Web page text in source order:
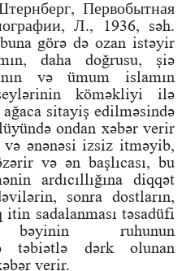
Первобытная
Л., 1936, səh.
görə də ozan istəyir
daha doğrusu, şiə
və ümum islamın
köməkliyi ilə
sitayiş edilməsində
ondan xəbər verir
ənənəsi izsiz itməyib,
və ən başlıcası, bu
ardıcıllığına diqqət
sonra dostların,
itin sadalanması təsadüfi
bəyinin ruhunun
təbiətlə dərk olunan
verir.